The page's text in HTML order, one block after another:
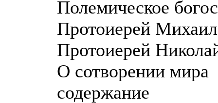
Полемическое
Протоиерей
Протоиерей
О сотворении мира
содержание